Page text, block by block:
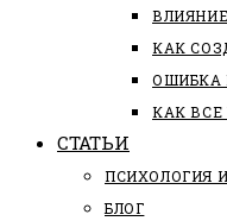
КАК
ОШИБКА
КАК ВСЕ
СТАТЬИ
ПCИХОЛОГИЯ
БЛОГ